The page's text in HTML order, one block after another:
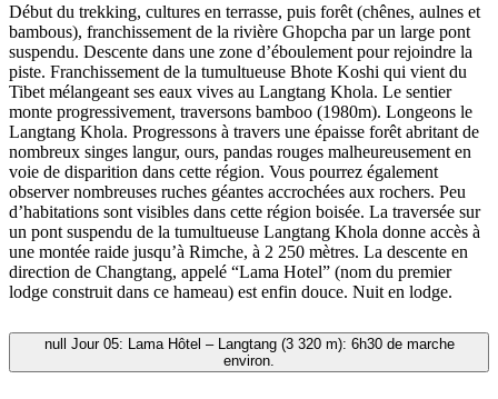
Début du trekking, cultures en terrasse, puis forêt (chênes, aulnes et
bambous), franchissement de la rivière Ghopcha par un large pont
suspendu. Descente dans une zone d’éboulement pour rejoindre la
piste. Franchissement de la tumultueuse Bhote Koshi qui vient du
Tibet mélangeant ses eaux vives au Langtang Khola. Le sentier
monte progressivement, traversons bamboo (1980m). Longeons le
Langtang Khola. Progressons à travers une épaisse forêt abritant de
nombreux singes langur, ours, pandas rouges malheureusement en
voie de disparition dans cette région. Vous pourrez également
observer nombreuses ruches géantes accrochées aux rochers. Peu
d’habitations sont visibles dans cette région boisée. La traversée sur
un pont suspendu de la tumultueuse Langtang Khola donne accès à
une montée raide jusqu’à Rimche, à 2 250 mètres. La descente en
direction de Changtang, appelé “Lama Hotel” (nom du premier
lodge construit dans ce hameau) est enfin douce. Nuit en lodge.
null
Jour 05: Lama Hôtel – Langtang (3 320 m): 6h30 de marche
environ.